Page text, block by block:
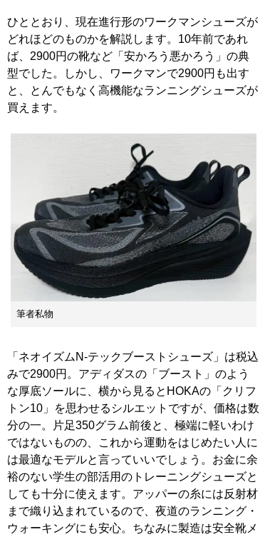
ひととおり、現在進行形のワークマンシューズが
どれほどのものかを解説します。10年前であれ
ば、2900円の靴など「安かろう悪かろう」の典
型でした。しかし、ワークマンで2900円も出す
と、とんでもなく高機能なランニングシューズが
買えます。
筆者私物
「ネオイズムN-テックブーストシューズ」は税込
みで2900円。アディダスの「ブースト」のよう
な厚底ソールに、横から見るとHOKAの「クリフ
トン10」を思わせるシルエットですが、価格は数
分の一。片足350グラム前後と、極端に軽いわけ
ではないものの、これから運動をはじめたい人に
は最適なモデルと言っていいでしょう。お金に余
裕のない学生の部活用のトレーニングシューズと
しても十分に使えます。アッパーの糸には反射材
まで織り込まれているので、夜道のランニング・
ウォーキングにも安心。ちなみに製造は安全靴メ